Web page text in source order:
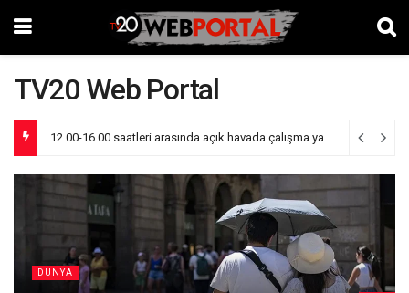
TV20 Web Portal
12.00-16.00 saatleri arasında açık havada çalışma yasak 3 gün ago
DÜNYA